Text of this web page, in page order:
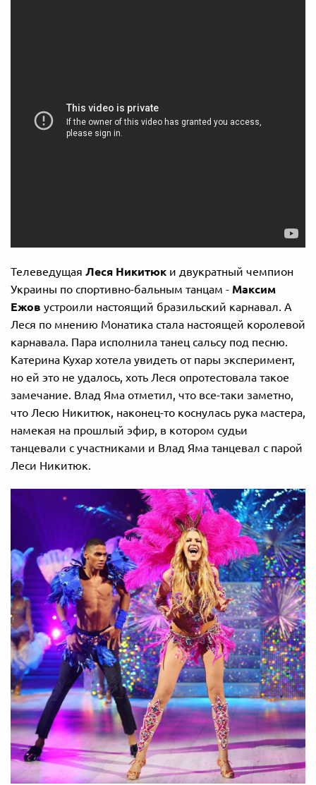
Телеведущая Леся Никитюк и двукратный чемпион
Украины по спортивно-бальным танцам - Максим
Ежов устроили настоящий бразильский карнавал. А
Леся по мнению Монатика стала настоящей королевой
карнавала. Пара исполнила танец сальсу под песню.
Катерина Кухар хотела увидеть от пары эксперимент,
но ей это не удалось, хоть Леся опротестовала такое
замечание. Влад Яма отметил, что все-таки заметно,
что Лесю Никитюк, наконец-то коснулась рука мастера,
намекая на прошлый эфир, в котором судьи
танцевали с участниками и Влад Яма танцевал с парой
Леси Никитюк.